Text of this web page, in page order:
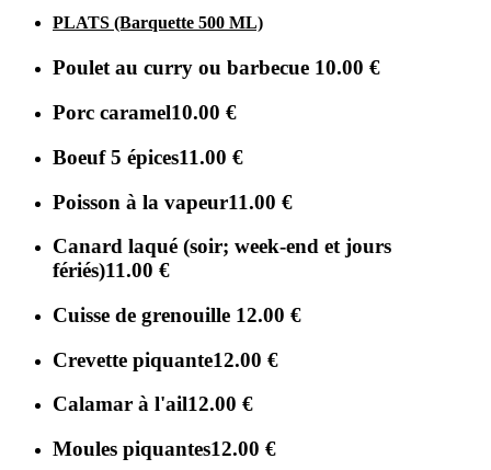
PLATS (Barquette 500 ML)
Poulet au curry ou barbecue 10.00 €
Porc caramel10.00 €
Boeuf 5 épices11.00 €
Poisson à la vapeur11.00 €
Canard laqué (soir; week-end et jours
fériés)11.00 €
Cuisse de grenouille 12.00 €
Crevette piquante12.00 €
Calamar à l'ail12.00 €
Moules piquantes12.00 €